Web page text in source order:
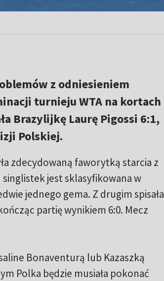
z odniesieniem
turnieju WTA na kortach
Brazylijkę Laurę Pigossi 6:1,
Polskiej.
zdecydowaną faworytką starcia z
jest sklasyfikowana w
jednego gema. Z drugim spisała
partię wynikiem 6:0. Mecz
Bonaventurą lub Kazaszką
Polka będzie musiała pokonać